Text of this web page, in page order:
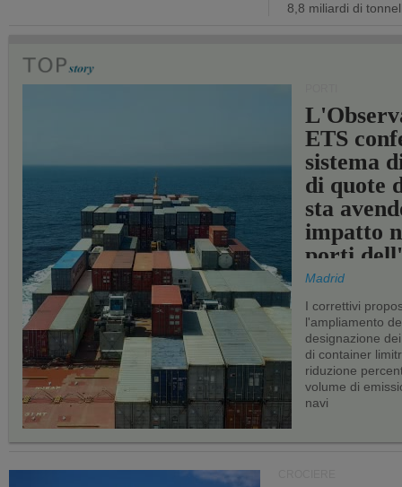
8,8 miliardi di
ETS
sistema
di quote
sta
impatto
porti
Madrid
I correttivi
l'ampliamento
designazione
di container
riduzione
volume di
navi